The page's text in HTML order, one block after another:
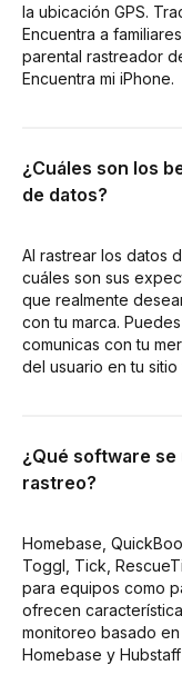
la ubicación GPS.
Encuentra a
parental rastreador
Encuentra mi iPhone.
¿Cuáles son los
de datos?
Al rastrear los datos
cuáles son sus
que realmente
con tu marca.
comunicas con tu
del usuario en tu
¿Qué software se
rastreo?
Homebase,
Toggl, Tick,
para equipos como
ofrecen
monitoreo basado
Homebase y